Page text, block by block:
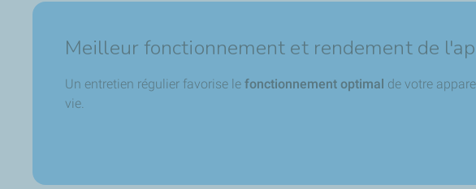
Meilleur fonctionnement et rendement de
Un entretien régulier favorise le fonctionnement optimal de votre
vie.